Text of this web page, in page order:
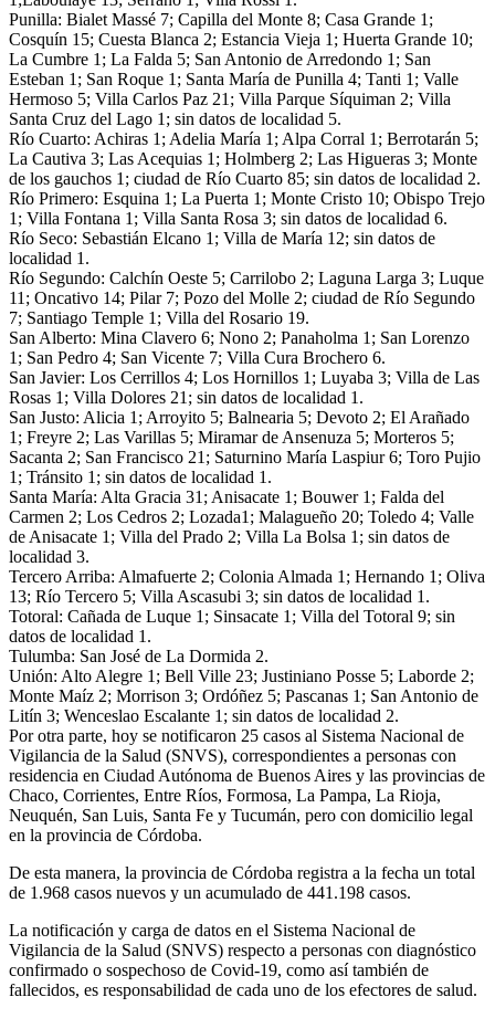
Punilla: Bialet Massé 7; Capilla del Monte 8; Casa Grande 1;
Cosquín 15; Cuesta Blanca 2; Estancia Vieja 1; Huerta Grande 10;
La Cumbre 1; La Falda 5; San Antonio de Arredondo 1; San
Esteban 1; San Roque 1; Santa María de Punilla 4; Tanti 1; Valle
Hermoso 5; Villa Carlos Paz 21; Villa Parque Síquiman 2; Villa
Santa Cruz del Lago 1; sin datos de localidad 5.
Río Cuarto: Achiras 1; Adelia María 1; Alpa Corral 1; Berrotarán 5;
La Cautiva 3; Las Acequias 1; Holmberg 2; Las Higueras 3; Monte
de los gauchos 1; ciudad de Río Cuarto 85; sin datos de localidad 2.
Río Primero: Esquina 1; La Puerta 1; Monte Cristo 10; Obispo Trejo
1; Villa Fontana 1; Villa Santa Rosa 3; sin datos de localidad 6.
Río Seco: Sebastián Elcano 1; Villa de María 12; sin datos de
localidad 1.
Río Segundo: Calchín Oeste 5; Carrilobo 2; Laguna Larga 3; Luque
11; Oncativo 14; Pilar 7; Pozo del Molle 2; ciudad de Río Segundo
7; Santiago Temple 1; Villa del Rosario 19.
San Alberto: Mina Clavero 6; Nono 2; Panaholma 1; San Lorenzo
1; San Pedro 4; San Vicente 7; Villa Cura Brochero 6.
San Javier: Los Cerrillos 4; Los Hornillos 1; Luyaba 3; Villa de Las
Rosas 1; Villa Dolores 21; sin datos de localidad 1.
San Justo: Alicia 1; Arroyito 5; Balnearia 5; Devoto 2; El Arañado
1; Freyre 2; Las Varillas 5; Miramar de Ansenuza 5; Morteros 5;
Sacanta 2; San Francisco 21; Saturnino María Laspiur 6; Toro Pujio
1; Tránsito 1; sin datos de localidad 1.
Santa María: Alta Gracia 31; Anisacate 1; Bouwer 1; Falda del
Carmen 2; Los Cedros 2; Lozada1; Malagueño 20; Toledo 4; Valle
de Anisacate 1; Villa del Prado 2; Villa La Bolsa 1; sin datos de
localidad 3.
Tercero Arriba: Almafuerte 2; Colonia Almada 1; Hernando 1; Oliva
13; Río Tercero 5; Villa Ascasubi 3; sin datos de localidad 1.
Totoral: Cañada de Luque 1; Sinsacate 1; Villa del Totoral 9; sin
datos de localidad 1.
Tulumba: San José de La Dormida 2.
Unión: Alto Alegre 1; Bell Ville 23; Justiniano Posse 5; Laborde 2;
Monte Maíz 2; Morrison 3; Ordóñez 5; Pascanas 1; San Antonio de
Litín 3; Wenceslao Escalante 1; sin datos de localidad 2.
Por otra parte, hoy se notificaron 25 casos al Sistema Nacional de
Vigilancia de la Salud (SNVS), correspondientes a personas con
residencia en Ciudad Autónoma de Buenos Aires y las provincias de
Chaco, Corrientes, Entre Ríos, Formosa, La Pampa, La Rioja,
Neuquén, San Luis, Santa Fe y Tucumán, pero con domicilio legal
en la provincia de Córdoba.
De esta manera, la provincia de Córdoba registra a la fecha un total
de 1.968 casos nuevos y un acumulado de 441.198 casos.
La notificación y carga de datos en el Sistema Nacional de
Vigilancia de la Salud (SNVS) respecto a personas con diagnóstico
confirmado o sospechoso de Covid-19, como así también de
fallecidos, es responsabilidad de cada uno de los efectores de salud.